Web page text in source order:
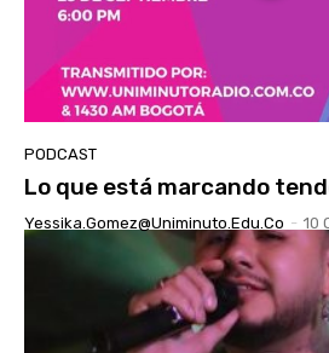
PODCAST
Lo que está marcando
Yessika.gomez@uniminuto.edu.co - 10